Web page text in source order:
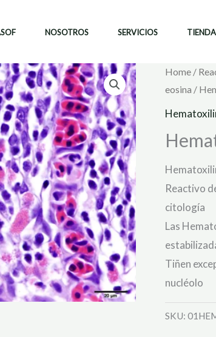
NOSOTROS SERVICIOS TIENDA
Home /
eosina /
Reactivo
citología
Las
Tiñen
nucléolo
SKU: